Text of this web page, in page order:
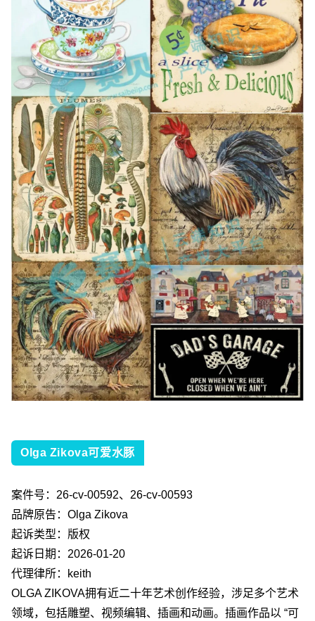
Olga Zikova可爱水豚
案件号： 26-cv-00592、 26-cv-00593
品牌原告： Olga Zikova
起诉类型：版权
起诉日期： 2026-01-20
代理律所：
keith
OLGA ZIKOVA拥有近二十年艺术创作经验，涉足多个艺术
领域，包括雕塑、视频编辑、插画和动画。插画作品以 “可